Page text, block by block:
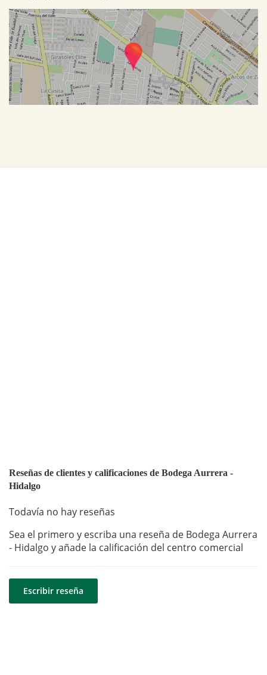
Reseñas de clientes y calificaciones de Bodega Aurrera -
Hidalgo
Todavía no hay reseñas
Sea el primero y escriba una reseña de Bodega Aurrera
- Hidalgo y añade la calificación del centro comercial
Escribir reseña